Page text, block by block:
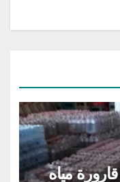
حجز أكثر من 5000 قارورة مياه